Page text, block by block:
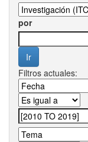
por
Filtros actuales: